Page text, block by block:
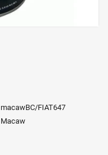
macawBC/FIAT647
Macaw